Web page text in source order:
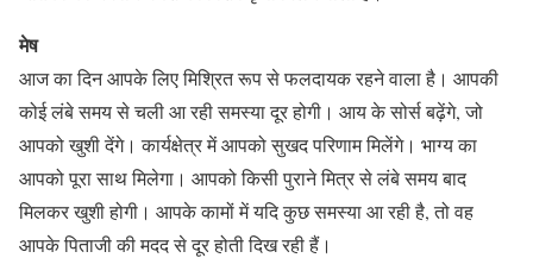
मेष
आज का दिन आपके लिए मिश्रित रूप से फलदायक रहने वाला है। आपकी
कोई लंबे समय से चली आ रही समस्या दूर होगी। आय के सोर्स बढ़ेंगे, जो
आपको खुशी देंगे। कार्यक्षेत्र में आपको सुखद परिणाम मिलेंगे। भाग्य का
आपको पूरा साथ मिलेगा। आपको किसी पुराने मित्र से लंबे समय बाद
मिलकर खुशी होगी। आपके कामों में यदि कुछ समस्या आ रही है, तो वह
आपके पिताजी की मदद से दूर होती दिख रही हैं।